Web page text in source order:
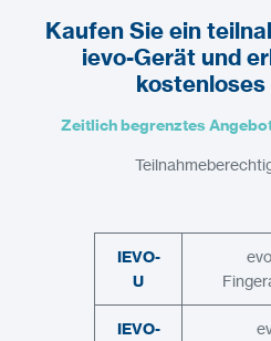
Kaufen Sie ein
ievo-Gerät und
Zeitlich begrenztes
IEVO-
U
IEVO-